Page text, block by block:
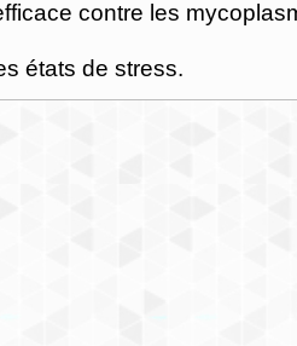
contre les
états de stress.